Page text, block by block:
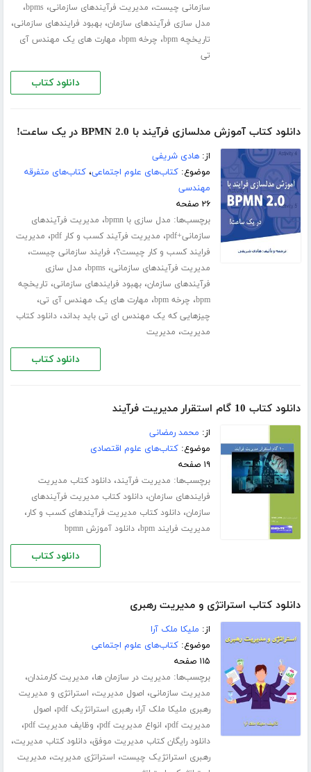
سازمانی چیست، مدیریت فرآیندهای سازمانی،bpms،
مدل سازی فرآیندهای سازمان،بهبود فرایندهای سازمانی،
تاریخچه bpm ، چرخه bpm ، مهارت های یک مهندس آی
تی
دانلود کتاب
دانلود کتاب آموزش مدلسازی فرآیند با BPMN 2.0 در یک ساعت!
از:هادی شریفی
موضوع:کتاب‌های علوم اجتماعی،کتاب‌های متفرقه
مهندسی
۲۶ صفحه
برچسب‌ها: مدل سازی با bpmn ، مدیریت فرآیندهای
سازمانی+pdf
، مدیریت فرآیند کسب و کار pdf ، مدیریت
فرایند کسب و کار چیست؟، فرایند سازمانی چیست،
مدیریت فرآیندهای سازمانی،bpms، مدل سازی
فرآیندهای سازمان،بهبود فرایندهای سازمانی، تاریخچه
bpm، چرخه bpm ، مهارت های یک مهندس آی تی،
چیزهایی که یک مهندس ای تی باید بداند،دانلود کتاب
مدیریت، مدیریت
دانلود کتاب
دانلود کتاب 10 گام استقرار مدیریت فرآیند
از: محمد رمضانی
موضوع:کتاب‌های علوم اقتصادی
۱۹ صفحه
برچسب‌ها: مدیریت فرآیند،دانلود کتاب مدیریت
فرایندهای سازمان،دانلود کتاب مدیریت فرآیندهای
سازمان،دانلود کتاب مدیریت فرآیندهای کسب و کار،
مدیریت فرایند bpm ،دانلود آموزش bpmn
دانلود کتاب
دانلود کتاب استراتژی و مدیریت رهبری
از: ملیکا ملک آرا
موضوع:کتاب‌های علوم اجتماعی
۱۱۵ صفحه
برچسب‌ها: مدیریت در سازمان ها، مدیریت کارمندان،
مدیریت سازمانی، اصول مدیریت، استراتژی و مدیریت
رهبری ملیکا ملک آرا،رهبری استراتژیک pdf ، اصول
مدیریت pdf
، انواع مدیریت pdf ، وظایف مدیریت pdf ،
دانلود رایگان کتاب مدیریت موفق،دانلود کتاب مدیریت،
رهبری استراتژیک چیست، استراتژی مدیریت، مدیریت